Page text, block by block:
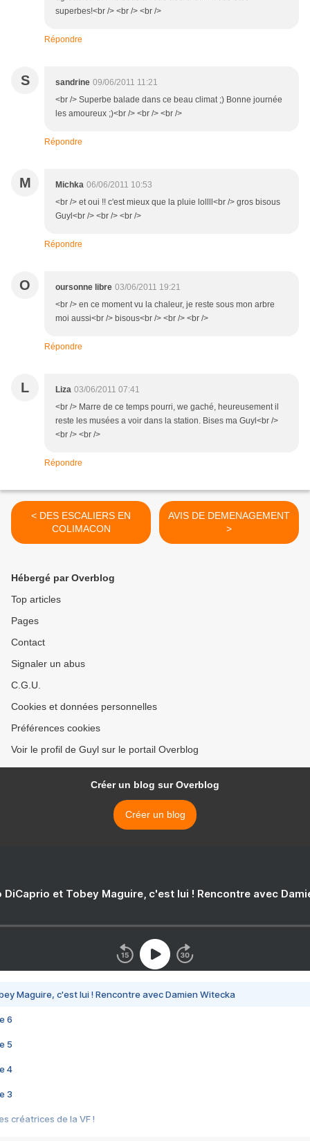
superbes!<br /> <br /> <br />
Répondre
S sandrine 09/06/2011 11:21
<br /> Superbe balade dans ce beau climat ;) Bonne journée
les amoureux ;)<br /> <br /> <br />
Répondre
M Michka 06/06/2011 10:53
<br /> et oui !! c'est mieux que la pluie lollll<br /> gros bisous
Guyl<br /> <br /> <br />
Répondre
O oursonne libre 03/06/2011 19:21
<br /> en ce moment vu la chaleur, je reste sous mon arbre
moi aussi<br /> bisous<br /> <br /> <br />
Répondre
L Liza 03/06/2011 07:41
<br /> Marre de ce temps pourri, we gaché, heureusement il
reste les musées a voir dans la station. Bises ma Guyl<br />
<br /> <br />
Répondre
< DES ESCALIERS EN
COLIMACON
AVIS DE DEMENAGEMENT
>
Hébergé par Overblog
Top articles
Pages
Contact
Signaler un abus
C.G.U.
Cookies et données personnelles
Préférences cookies
Voir le profil de Guyl sur le portail Overblog
Créer un blog sur Overblog
Créer un blog
DiCaprio et Tobey Maguire, c'est lui ! Rencontre avec
Maguire, c'est lui ! Rencontre avec Damien Witecka
6
5
4
3
créatrices de la VF !